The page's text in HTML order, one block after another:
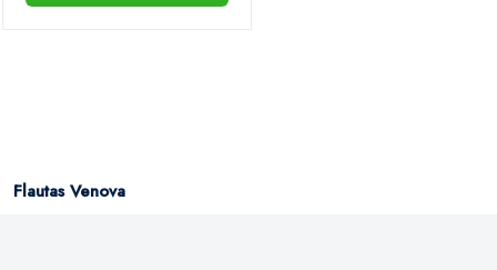
Flautas Venova